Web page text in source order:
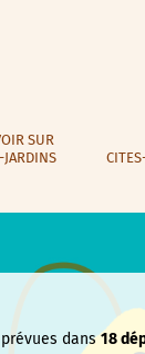
SUR
JARDINS
dans18